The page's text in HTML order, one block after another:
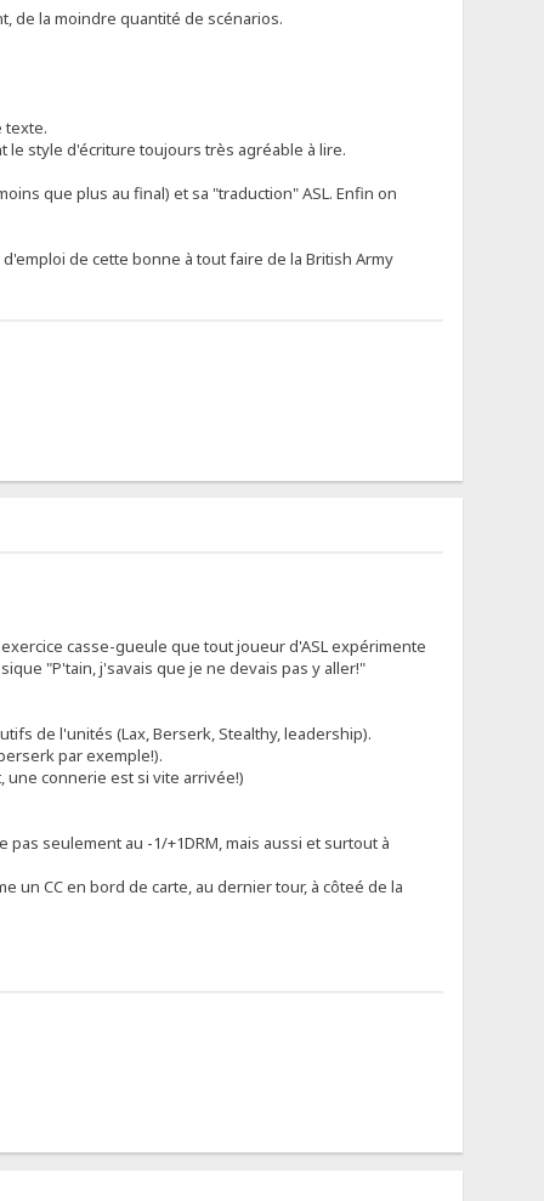
de la moindre quantité de scénarios.
texte.
le style d'écriture toujours très agréable à lire.
que plus au final) et sa "traduction" ASL. Enfin on
de cette bonne à tout faire de la British Army
casse-gueule que tout joueur d'ASL expérimente
"P'tain, j'savais que je ne devais pas y aller!"
de l'unités (Lax, Berserk, Stealthy, leadership).
par exemple!).
une connerie est si vite arrivée!)
seulement au -1/+1DRM, mais aussi et surtout à
CC en bord de carte, au dernier tour, à côteé de la